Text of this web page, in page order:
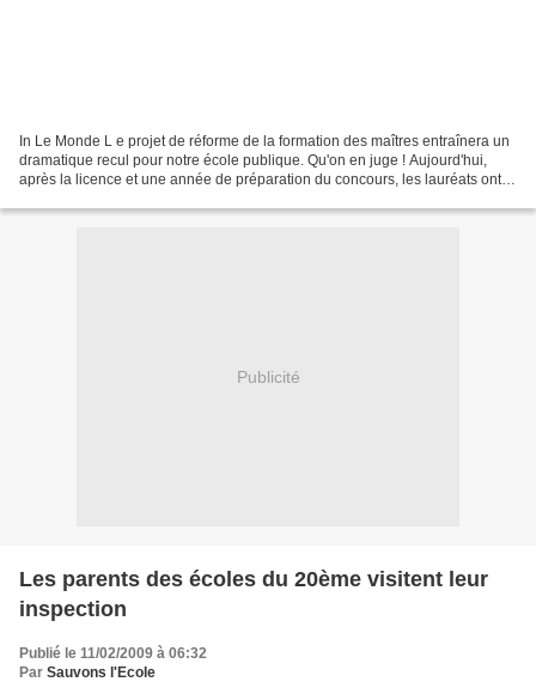
In Le Monde L e projet de réforme de la formation des maîtres entraînera un
dramatique recul pour notre école publique. Qu'on en juge ! Aujourd'hui,
après la licence et une année de préparation du concours, les lauréats ont le
Publicité
Les parents des écoles du 20ème visitent leur
inspection
Publié le 11/02/2009 à 06:32
Par Sauvons l'Ecole